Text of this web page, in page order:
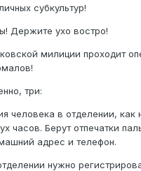
субкультур!
Держите ухо востро!
милиции проходит
три:
человека в отделении, как
часов. Берут отпечатки
адрес и телефон.
нужно